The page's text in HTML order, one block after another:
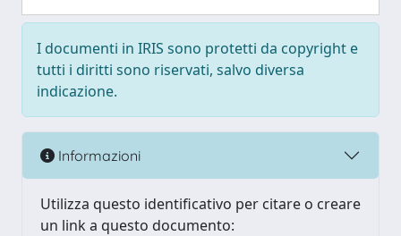
I documenti in IRIS sono protetti da copyright e
tutti i diritti sono riservati, salvo diversa
indicazione.
Informazioni
Utilizza questo identificativo per citare o creare
un link a questo documento: